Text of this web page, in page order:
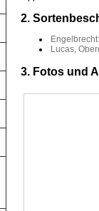
2.
Lucas,
3. Fotos und